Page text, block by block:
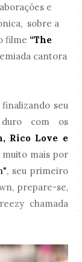
e
sobre a
filme “The
cantora
seu
duro com os
Rico Love e
mais por
, seu primeiro
prepare-se,
chamada